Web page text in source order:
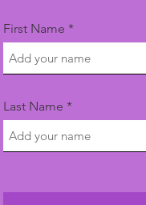
First Name
Last Name